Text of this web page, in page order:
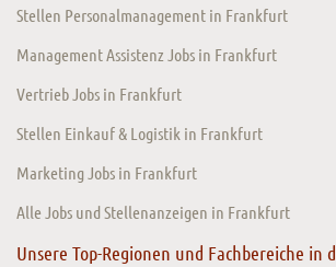
Stellen Personalmanagement in Frankfurt
Management Assistenz Jobs in Frankfurt
Vertrieb Jobs in Frankfurt
Stellen Einkauf & Logistik in Frankfurt
Marketing Jobs in Frankfurt
Alle Jobs und Stellenanzeigen in Frankfurt
Unsere Top-Regionen und Fachbereiche